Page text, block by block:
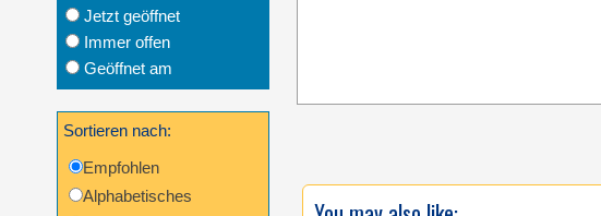
Jetzt geöffnet
Immer offen
Geöffnet am
Sortieren nach:
Empfohlen
Alphabetisches